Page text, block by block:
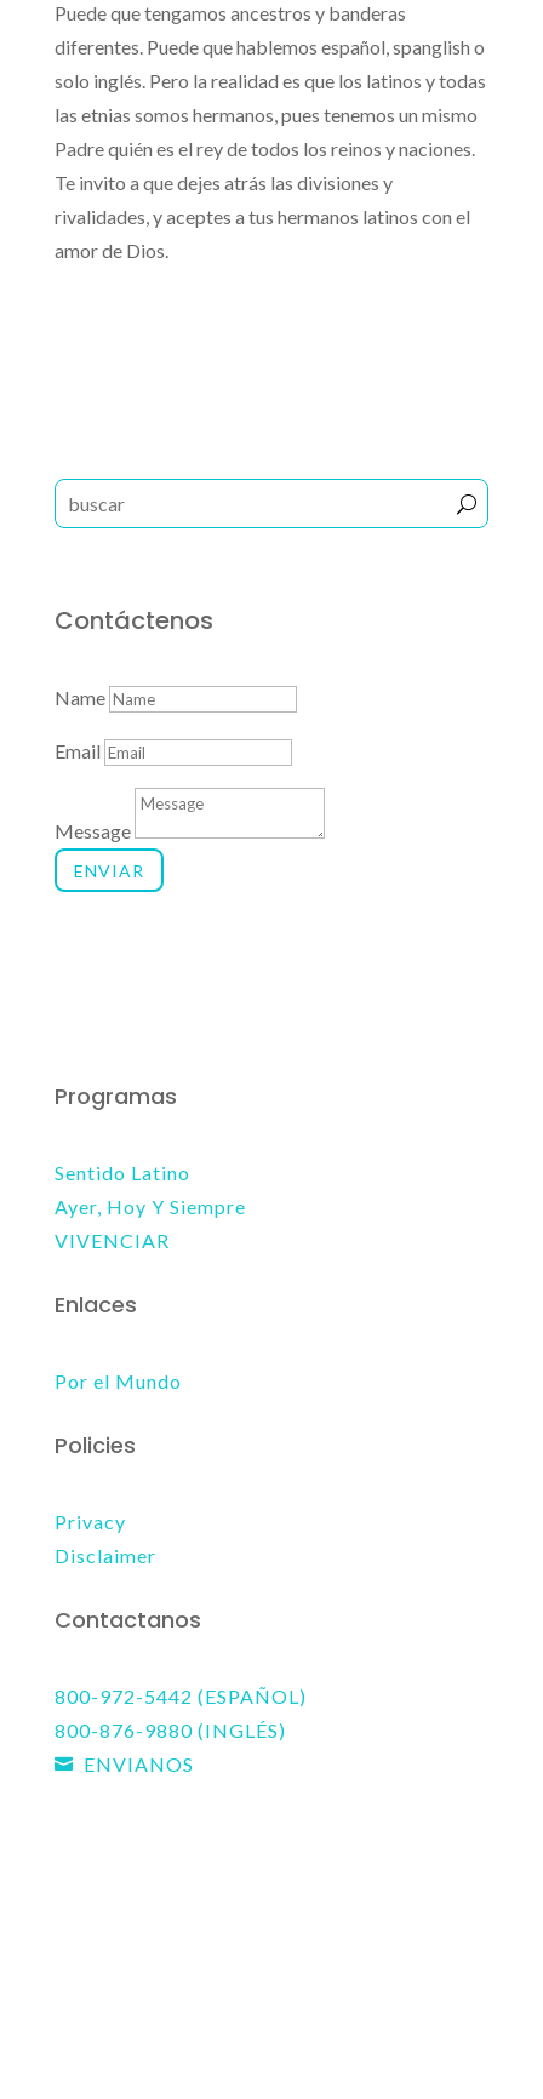
Puede que tengamos ancestros y banderas
diferentes. Puede que hablemos español, spanglish o
solo inglés. Pero la realidad es que los latinos y todas
las etnias somos hermanos, pues tenemos un mismo
Padre quién es el rey de todos los reinos y naciones.
Te invito a que dejes atrás las divisiones y
rivalidades, y aceptes a tus hermanos latinos con el
amor de Dios.
Contáctenos
Name
Email
Message
ENVIAR
Programas
Sentido Latino
Ayer, Hoy Y Siempre
VIVENCIAR
Enlaces
Por el Mundo
Policies
Privacy
Disclaimer
Contactanos
800-972-5442 (ESPAÑOL)
800-876-9880 (INGLÉS)
 ENVIANOS